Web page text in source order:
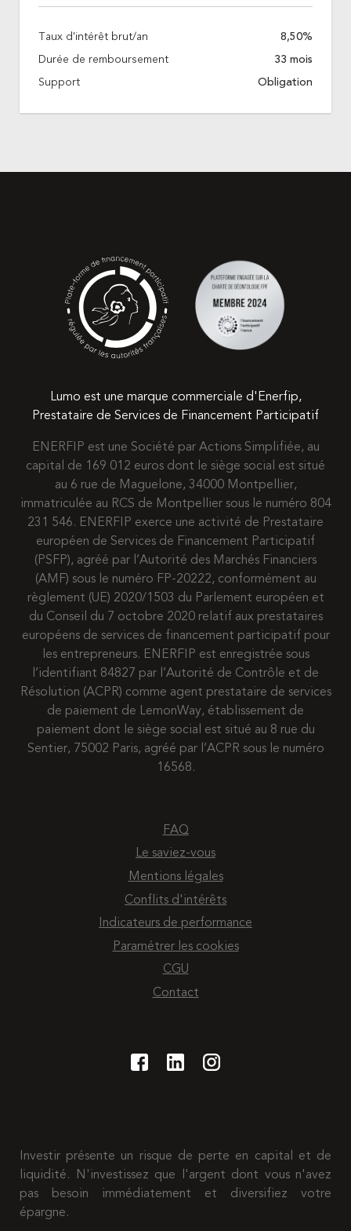
Taux d'intérêt brut/an 8,50%
Durée de remboursement 33 mois
Support Obligation
Lumo est une marque commerciale d'Enerfip,
Prestataire de Services de Financement Participatif
ENERFIP est une Société par Actions Simplifiée, au
capital de 169 012 euros dont le siège social est situé
au 6 rue de Maguelone, 34000 Montpellier,
immatriculée au RCS de Montpellier sous le numéro 804
231 546. ENERFIP exerce une activité de Prestataire
européen de Services de Financement Participatif
(PSFP), agréé par l’Autorité des Marchés Financiers
(AMF) sous le numéro FP-20222, conformément au
règlement (UE) 2020/1503 du Parlement européen et
du Conseil du 7 octobre 2020 relatif aux prestataires
européens de services de financement participatif pour
les entrepreneurs. ENERFIP est enregistrée sous
l’identifiant 84827 par l’Autorité de Contrôle et de
Résolution (ACPR) comme agent prestataire de services
de paiement de LemonWay, établissement de
paiement dont le siège social est situé au 8 rue du
Sentier, 75002 Paris, agréé par l’ACPR sous le numéro
16568.
FAQ
Le saviez-vous
Mentions légales
Conflits d'intérêts
Indicateurs de performance
Paramétrer les cookies
CGU
Contact
Investir présente un risque de perte en capital et de
liquidité. N'investissez que l'argent dont vous n'avez
pas besoin immédiatement et diversifiez votre
épargne.